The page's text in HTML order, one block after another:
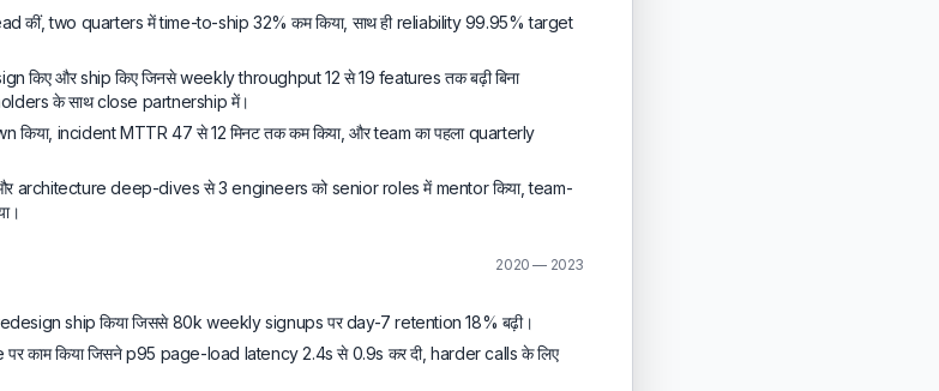
कीं, two quarters में time-to-ship 32% कम किया, साथ ही reliability 99.95% target
और ship किए जिनसे weekly throughput 12 से 19 features तक बढ़ी बिना
के साथ close partnership में।
incident MTTR 47 से 12 मिनट तक कम किया, और team का पहला quarterly
architecture deep-dives से 3 engineers को senior roles में mentor किया, team-
2020 — 2023
ship किया जिससे 80k weekly signups पर day-7 retention 18% बढ़ी।
काम किया जिसने p95 page-load latency 2.4s से 0.9s कर दी, harder calls के लिए